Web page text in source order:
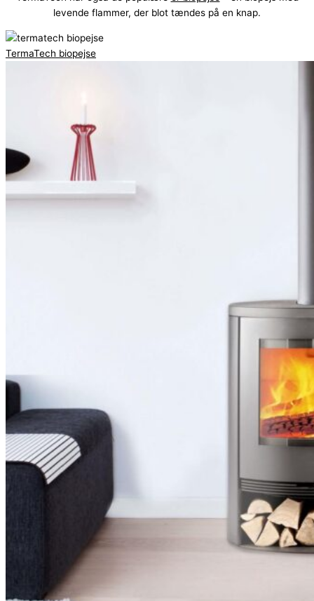
levende flammer, der blot tændes på en knap.
TermaTech biopejse